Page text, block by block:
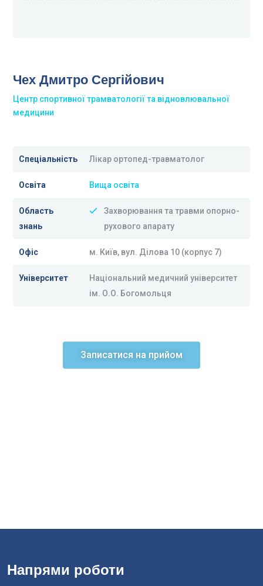
Чех Дмитро Сергійович
Центр спортивної трамватології та відновлювальної
медицини
Спеціальність Лікар ортопед-травматолог
Освіта Вища освіта
Область
знань
Захворювання та травми опорно-
рухового апарату
Офіс м. Київ, вул. Ділова 10 (корпус 7)
Університет
Національний медичний університет
ім. О.О. Богомольця
Записатися на прийом
Напрями роботи